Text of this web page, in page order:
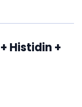
Histidin +